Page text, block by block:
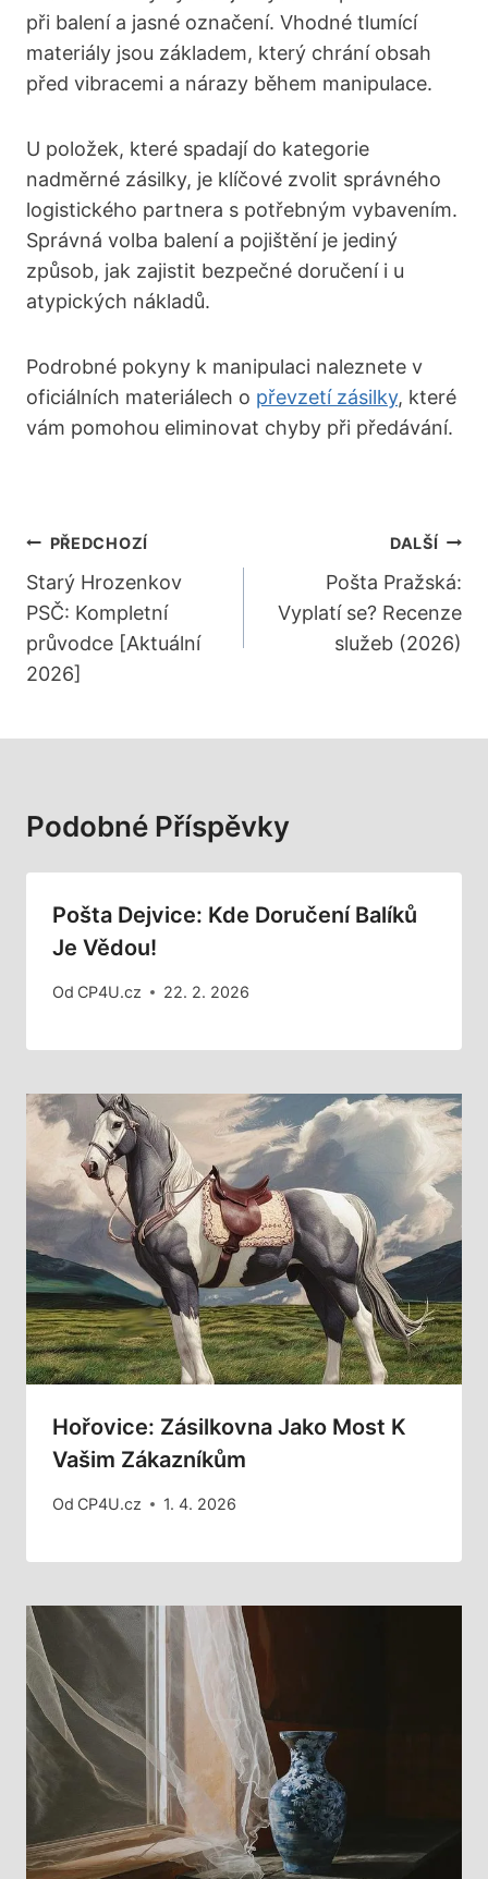
při balení a jasné označení. Vhodné tlumící
materiály jsou základem, který chrání obsah
před vibracemi a nárazy během manipulace.
U položek, které spadají do kategorie
nadměrné zásilky, je klíčové zvolit správného
logistického partnera s potřebným vybavením.
Správná volba balení a pojištění je jediný
způsob, jak zajistit bezpečné doručení i u
atypických nákladů.
Podrobné pokyny k manipulaci naleznete v
oficiálních materiálech o převzetí zásilky, které
vám pomohou eliminovat chyby při předávání.
Navigace
Pro
Příspěvek
PŘEDCHOZÍ
Starý Hrozenkov
PSČ: Kompletní
průvodce [Aktuální
2026]
DALŠÍ
Pošta Pražská:
Vyplatí se? Recenze
služeb (2026)
Podobné Příspěvky
Pošta Dejvice: Kde Doručení Balíků
Je Vědou!
Od CP4U.cz 22. 2. 2026
Hořovice: Zásilkovna Jako Most K
Vašim Zákazníkům
Od CP4U.cz 1. 4. 2026